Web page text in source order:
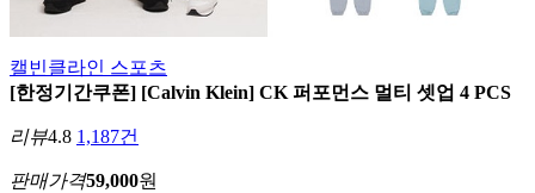
캘빈클라인 스포츠
[한정기간쿠폰] [Calvin Klein] CK 퍼포먼스 멀티 셋업 4 PCS
리뷰4.8 1,187건
판매가격59,000원